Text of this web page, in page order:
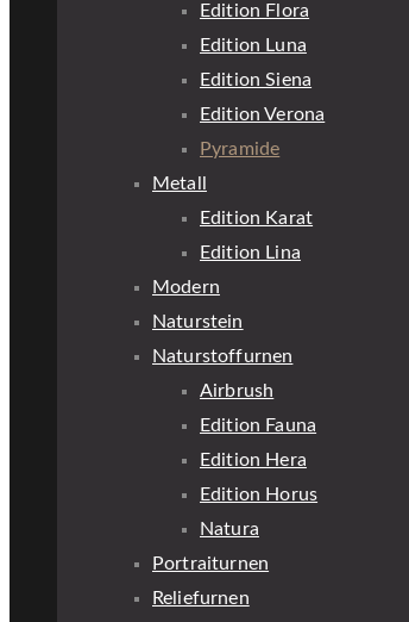
Edition Flora
Edition Luna
Edition Siena
Edition Verona
Pyramide
Metall
Edition Karat
Edition Lina
Modern
Naturstein
Naturstoffurnen
Airbrush
Edition Fauna
Edition Hera
Edition Horus
Natura
Portraiturnen
Reliefurnen